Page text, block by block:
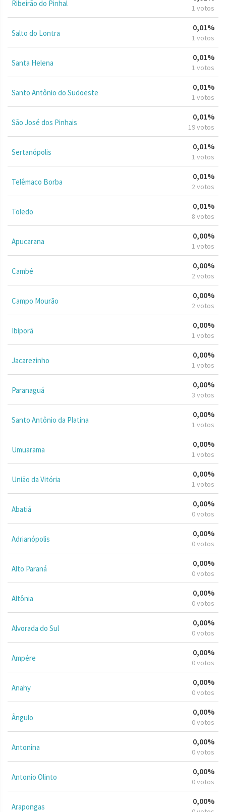
Ribeirão do Pinhal 1 votos
Salto do Lontra
0,01%
1 votos
Santa Helena
0,01%
1 votos
Santo Antônio do Sudoeste
0,01%
1 votos
São José dos Pinhais
0,01%
19 votos
Sertanópolis
0,01%
1 votos
Telêmaco Borba
0,01%
2 votos
Toledo
0,01%
8 votos
Apucarana
0,00%
1 votos
Cambé
0,00%
2 votos
Campo Mourão
0,00%
2 votos
Ibiporã
0,00%
1 votos
Jacarezinho
0,00%
1 votos
Paranaguá
0,00%
3 votos
Santo Antônio da Platina
0,00%
1 votos
Umuarama
0,00%
1 votos
União da Vitória
0,00%
1 votos
Abatiá
0,00%
0 votos
Adrianópolis
0,00%
0 votos
Alto Paraná
0,00%
0 votos
Altônia
0,00%
0 votos
Alvorada do Sul
0,00%
0 votos
Ampére
0,00%
0 votos
Anahy
0,00%
0 votos
Ângulo
0,00%
0 votos
Antonina
0,00%
0 votos
Antonio Olinto
0,00%
0 votos
Arapongas
0,00%